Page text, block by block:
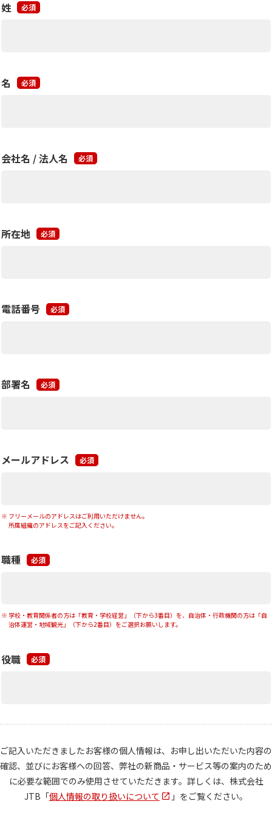
姓 必須
名 必須
会社名 / 法人名 必須
所在地 必須
電話番号 必須
部署名 必須
メールアドレス 必須
フリーメールのアドレスはご利用いただけません。
所属組織のアドレスをご記入ください。
職種 必須
学校・教育関係者の方は「教育・学校経営」（下から3番目）を、自治体・行政機関の方は「自
治体運営・地域観光」（下から2番目）をご選択お願いします。
役職 必須
ご記入いただきましたお客様の個人情報は、お申し出いただいた内容の
確認、 並びにお客様への回答、弊社の新商品・サービス等の案内のため
に必要な範囲でのみ使用させていただきます。 詳しくは、株式会社
JTB「個人情報の取り扱いについて 」をご覧ください。